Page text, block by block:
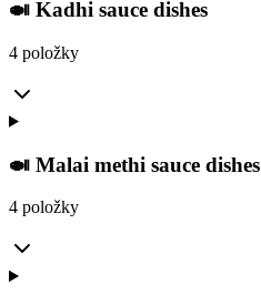
🍛 Kadhi sauce dishes
4 položky
🍛 Malai methi sauce dishes
4 položky